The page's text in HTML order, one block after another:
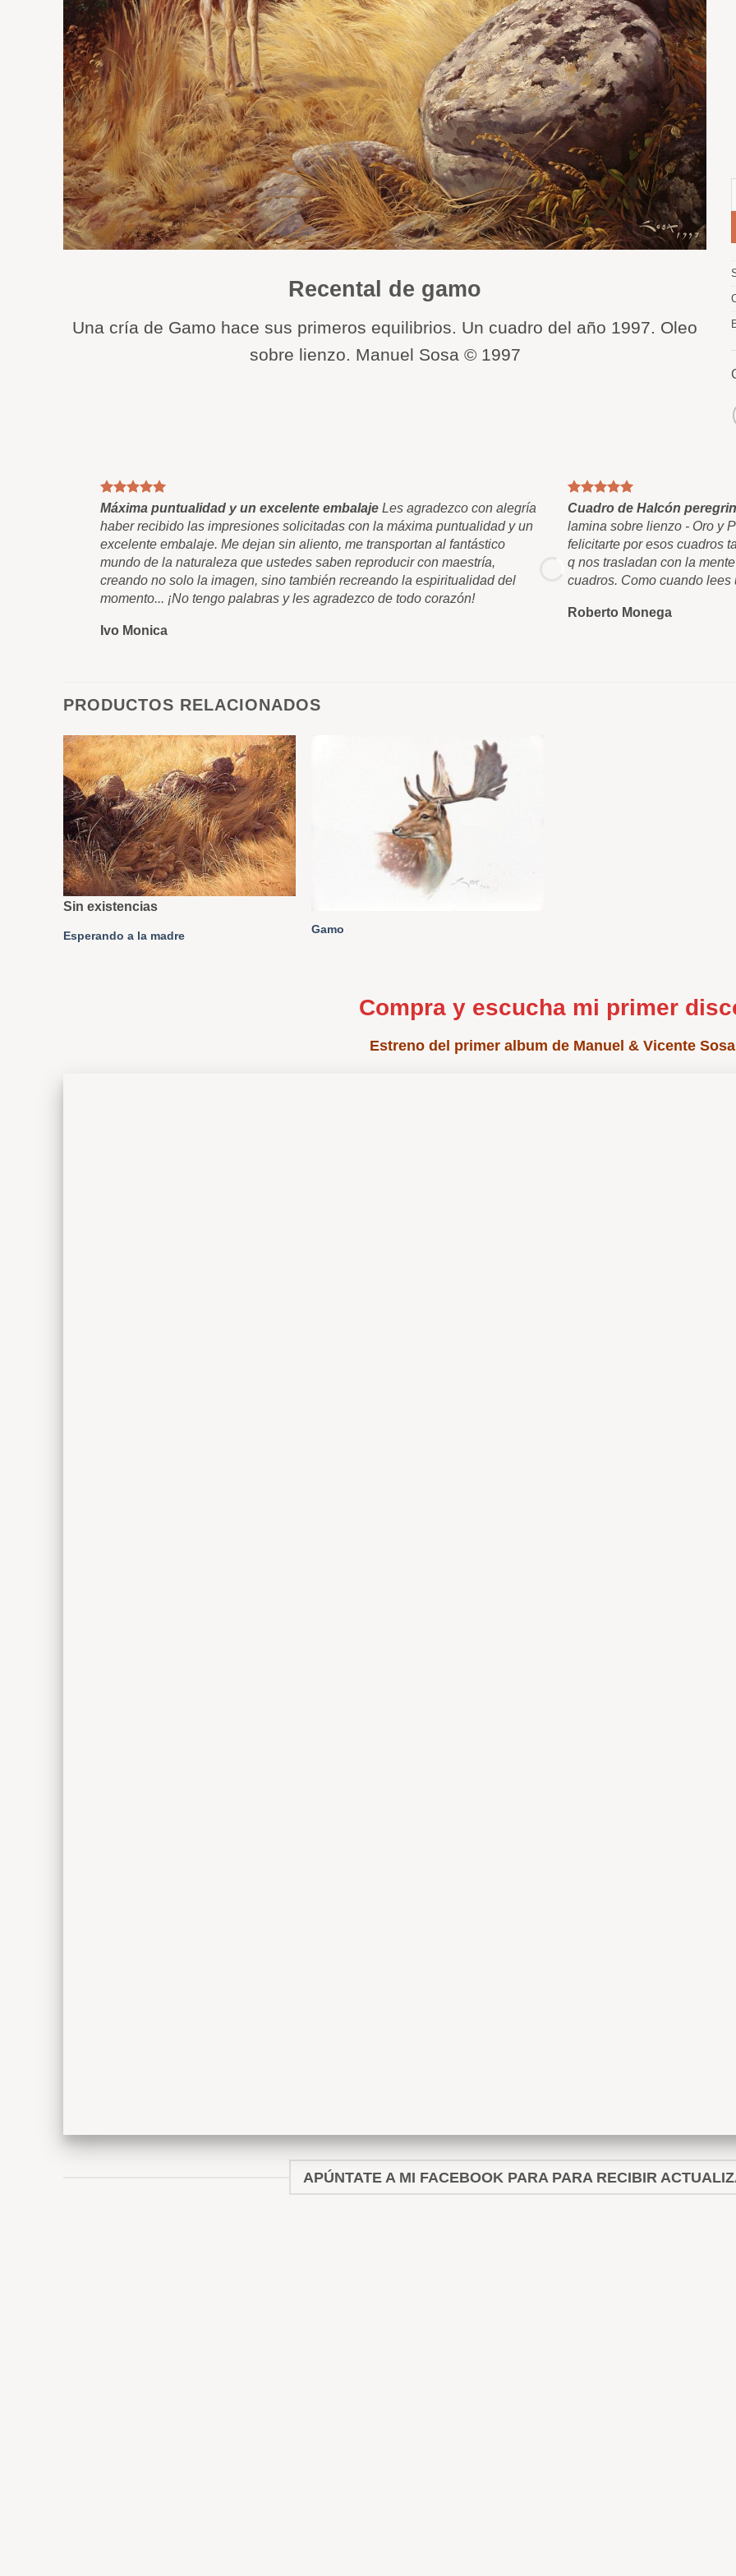
Recental de gamo
Una cría de Gamo hace sus primeros equilibrios. Un cuadro del año 1997. Oleo
sobre lienzo. Manuel Sosa © 1997
Máxima puntualidad y un excelente embalaje Les agradezco con alegría
haber recibido las impresiones solicitadas con la máxima puntualidad y un
excelente embalaje. Me dejan sin aliento, me transportan al fantástico
mundo de la naturaleza que ustedes saben reproducir con maestría,
creando no solo la imagen, sino también recreando la espiritualidad del
momento... ¡No tengo palabras y les agradezco de todo corazón!
Ivo Monica
Cuadro de Halcón
lamina sobre lienzo - Oro y
felicitarte por esos cuadros
q nos trasladan con la
cuadros. Como cuando
Roberto Monega
PRODUCTOS RELACIONADOS
Sin existencias
Esperando a la madre Gamo
Compra y escucha mi primer
Estreno del primer album de Manuel & Vicente Sosa
APÚNTATE A MI FACEBOOK PARA PARA RECIBIR